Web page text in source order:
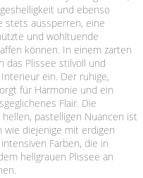
und ebenso
stets aussperren, eine
und wohltuende
können. In einem zarten
das Plissee stilvoll und
ein. Der ruhige,
für Harmonie und ein
Flair. Die
pastelligen Nuancen ist
wie diejenige mit erdigen
Farben, die in
hellgrauen Plissee an